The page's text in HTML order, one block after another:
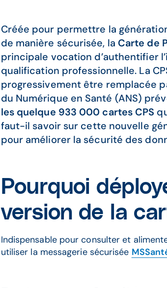
Créée pour permettre la
de manière sécurisée, la Carte de
principale vocation d’authentifier
qualification professionnelle. La
progressivement être remplacée
du Numérique en Santé (ANS)
les quelque 933 000 cartes CPS
faut-il savoir sur cette nouvelle
pour améliorer la sécurité des
Pourquoi
version de la
Indispensable pour consulter et
utiliser la messagerie sécurisée